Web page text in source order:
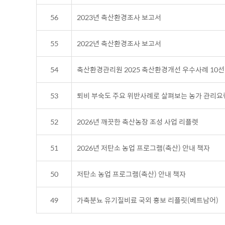
56 2023년 축산환경조사 보고서
55 2022년 축산환경조사 보고서
54 축산환경관리원 2025 축산환경개선 우수사례 10선
53 퇴비 부숙도 주요 위반사례로 살펴보는 농가 관리요
52 2026년 깨끗한 축산농장 조성 사업 리플렛
51 2026년 저탄소 농업 프로그램(축산) 안내 책자
50 저탄소 농업 프로그램(축산) 안내 책자
49 가축분뇨 유기질비료 국외 홍보 리플릿(베트남어)